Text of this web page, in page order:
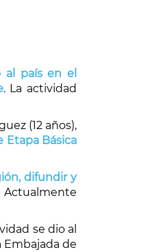
al país en el
. La actividad
(12 años),
Básica
difundir y
Actualmente
se dio al
Embajada de